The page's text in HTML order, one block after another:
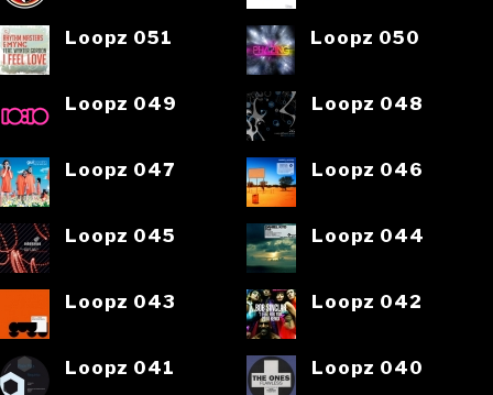
Loopz 051 Loopz 050
Loopz 049 Loopz 048
Loopz 047 Loopz 046
Loopz 045 Loopz 044
Loopz 043 Loopz 042
Loopz 041 Loopz 040